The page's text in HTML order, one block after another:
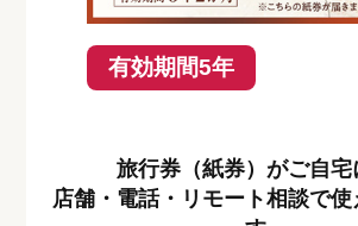
有効期間5年
旅行券（紙券）がご自宅
店舗・電話・リモート相談で